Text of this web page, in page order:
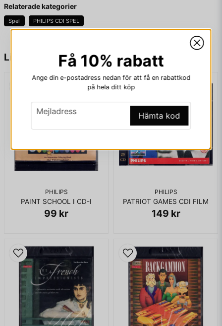
Liknande produkter
PHILIPS
PAINT SCHOOL I CD-I
99 kr
PHILIPS
PATRIOT GAMES CDI FILM
149 kr
DETTA ÄR EN NY PRODUKT
Fråga oss något om denna produkten...
Relaterade kategorier
Spel PHILIPS CDI SPEL
Få 10% rabatt
Ange din e-postadress nedan för att få en rabattkod
på hela ditt köp
email
Mejladress Hämta kod